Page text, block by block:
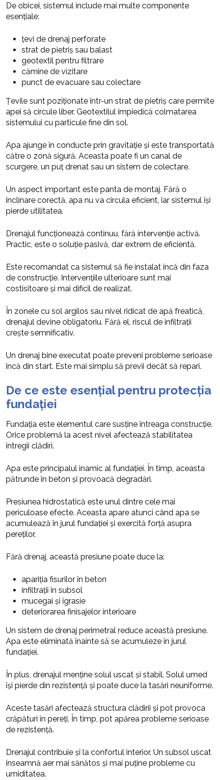
De obicei, sistemul include mai multe componente
esențiale:
țevi de drenaj perforate
strat de pietriș sau balast
geotextil pentru filtrare
cămine de vizitare
punct de evacuare sau colectare
Țevile sunt poziționate într-un strat de pietriș care permite
apei să circule liber. Geotextilul împiedică colmatarea
sistemului cu particule fine din sol.
Apa ajunge în conducte prin gravitație și este transportată
către o zonă sigură. Aceasta poate fi un canal de
scurgere, un puț drenat sau un sistem de colectare.
Un aspect important este panta de montaj. Fără o
înclinare corectă, apa nu va circula eficient, iar sistemul își
pierde utilitatea.
Drenajul funcționează continuu, fără intervenție activă.
Practic, este o soluție pasivă, dar extrem de eficientă.
Este recomandat ca sistemul să fie instalat încă din faza
de construcție. Intervențiile ulterioare sunt mai
costisitoare și mai dificil de realizat.
În zonele cu sol argilos sau nivel ridicat de apă freatică,
drenajul devine obligatoriu. Fără el, riscul de infiltrații
crește semnificativ.
Un drenaj bine executat poate preveni probleme serioase
încă din start. Este mai simplu să previi decât să repari.
De ce este esențial pentru protecția
fundației
Fundația este elementul care susține întreaga construcție.
Orice problemă la acest nivel afectează stabilitatea
întregii clădiri.
Apa este principalul inamic al fundației. În timp, aceasta
pătrunde în beton și provoacă degradări.
Presiunea hidrostatică este unul dintre cele mai
periculoase efecte. Aceasta apare atunci când apa se
acumulează în jurul fundației și exercită forță asupra
pereților.
Fără drenaj, această presiune poate duce la:
apariția fisurilor în beton
infiltrații în subsol
mucegai și igrasie
deteriorarea finisajelor interioare
Un sistem de drenaj perimetral reduce această presiune.
Apa este eliminată înainte să se acumuleze în jurul
fundației.
În plus, drenajul menține solul uscat și stabil. Solul umed
își pierde din rezistență și poate duce la tasări neuniforme.
Aceste tasări afectează structura clădirii și pot provoca
crăpături în pereți. În timp, pot apărea probleme serioase
de rezistență.
Drenajul contribuie și la confortul interior. Un subsol uscat
înseamnă aer mai sănătos și mai puține probleme cu
umiditatea.